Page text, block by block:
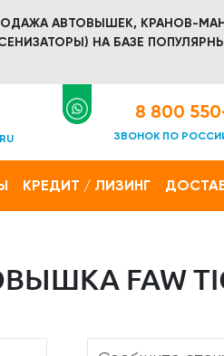
АВТОВЫШЕК, КРАНОВ-
НА БАЗЕ
8 800
ЗВОНОК ПО
КРЕДИТ / ЛИЗИНГ
FAW